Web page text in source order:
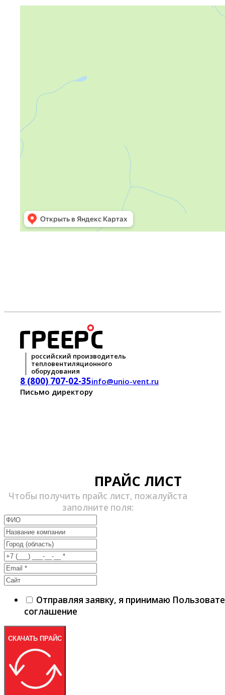
российский производитель
тепловентиляционного
оборудования
8 (800) 707-02-35info@unio-vent.ru
Письмо директору
ПРАЙС ЛИСТ
Чтобы получить прайс лист, пожалуйста
заполните поля:
Отправляя заявку, я принимаю
соглашение
СКАЧАТЬ ПРАЙС